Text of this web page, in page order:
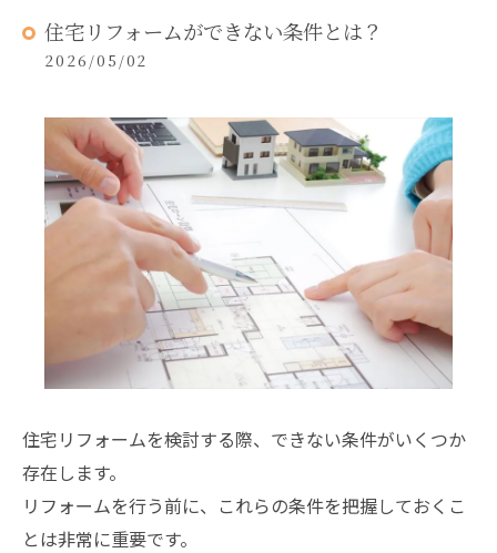
住宅リフォームができない条件とは？
2026/05/02
住宅リフォームを検討する際、できない条件がいくつか
存在します。
リフォームを行う前に、これらの条件を把握しておくこ
とは非常に重要です。